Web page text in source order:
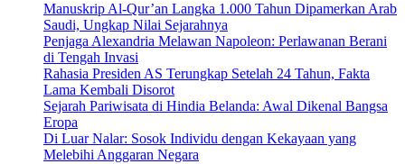
Manuskrip Al-Qur’an Langka 1.000 Tahun Dipamerkan Arab
Saudi, Ungkap Nilai Sejarahnya
Penjaga Alexandria Melawan Napoleon: Perlawanan Berani
di Tengah Invasi
Rahasia Presiden AS Terungkap Setelah 24 Tahun, Fakta
Lama Kembali Disorot
Sejarah Pariwisata di Hindia Belanda: Awal Dikenal Bangsa
Eropa
Di Luar Nalar: Sosok Individu dengan Kekayaan yang
Melebihi Anggaran Negara